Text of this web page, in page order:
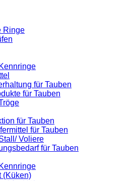
Ringe
für Tauben
für Tauben
für Tauben
für Tauben
Voliere
für Tauben
(Küken)